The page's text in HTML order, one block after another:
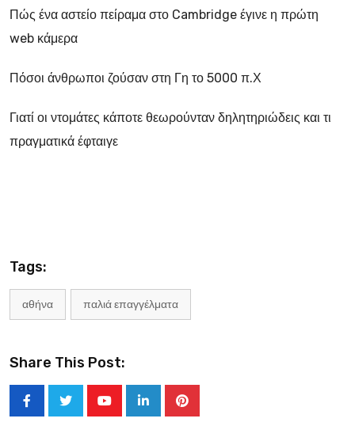
Πώς ένα αστείο πείραμα στο Cambridge έγινε η πρώτη
web κάμερα
Πόσοι άνθρωποι ζούσαν στη Γη το 5000 π.Χ
Γιατί οι ντομάτες κάποτε θεωρούνταν δηλητηριώδεις και τι
πραγματικά έφταιγε
Tags:
αθήνα παλιά επαγγέλματα
Share This Post:
LinkedInPinterest